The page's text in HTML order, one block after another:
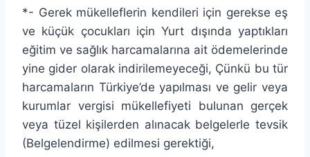
*- Gerek mükelleflerin kendileri için gerekse eş
ve küçük çocukları için Yurt dışında yaptıkları
eğitim ve sağlık harcamalarına ait ödemelerinde
yine gider olarak indirilemeyeceği, Çünkü bu tür
harcamaların Türkiye’de yapılması ve gelir veya
kurumlar vergisi mükellefiyeti bulunan gerçek
veya tüzel kişilerden alınacak belgelerle tevsik
(Belgelendirme) edilmesi gerektiği,